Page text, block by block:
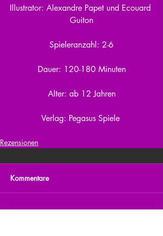
Illustrator: Alexandre Papet und Ecouard
Guiton
Spieleranzahl: 2-6
Dauer: 120-180 Minuten
Alter: ab 12 Jahren
Verlag: Pegasus Spiele
Rezensionen
Kommentare